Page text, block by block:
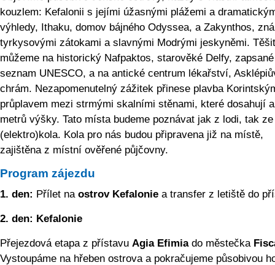
kouzlem: Kefalonii s jejími úžasnými plážemi a
výhledy, Ithaku, domov bájného Odyssea, a Zakynthos,
tyrkysovými zátokami a slavnými Modrými jeskyněmi.
můžeme na historický Nafpaktos, starověké Delfy,
seznam UNESCO, a na antické centrum lékařství,
chrám. Nezapomenutelný zážitek přinese plavba
průplavem mezi strmými skalními stěnami, které dosahují
metrů výšky. Tato místa budeme poznávat jak z lodi, tak
(elektro)kola. Kola pro nás budou připravena již na místě,
zajištěna z místní ověřené půjčovny.
Program zájezdu
1. den: Přílet naostrov Kefalonie a transfer z letiště do
2. den: Kefalonie
Přejezdová etapa z přístavu Agia Efimiado městečka
Vystoupáme na hřeben ostrova a pokračujeme působivou